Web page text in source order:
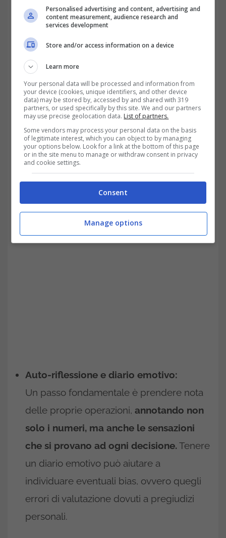
Meditazione e mindfulness:
Pratiche come la meditazione aiutano a
permettendoti di focalizzarti sui segnali
deboli che il mercato invia. Proprio come
quando facendo silenzio ci accorgiamo di
poter sentire anche il battito del nostro
cuore, che fino a quel momento avevamo
dato per scontato, ecco, imparare
a
“sentire” il mercato può rivelare pattern
e segnali che sfuggono all’analisi
puramente logica.
Auto-riflessione e diario emotivo:
Un passo fondamentale è prendere nota
delle proprie operazioni, annotando non
solo i numeri, ma anche le sensazioni
che si provano ad ogni decisione. Tenere
un diario emotivo può aiutare a
individuare eventuali bias, ovvero quegli
errori di valutazione dovuti a pregiudizi
personali.
Personalised advertising and content, advertising and
content measurement, audience research and
services development
Store and/or access information on a device
Learn more
Your personal data will be processed and information from
your device (cookies, unique identifiers, and other device
data) may be stored by, accessed by and shared with 319
partners, or used specifically by this site. We and our partners
may use precise geolocation data. List of partners.
Some vendors may process your personal data on the basis
of legitimate interest, which you can object to by managing
your options below. Look for a link at the bottom of this page
or in the site menu to manage or withdraw consent in privacy
and cookie settings.
Consent
Manage options